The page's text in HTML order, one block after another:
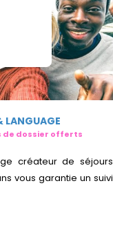
LANGUAGE
de dossier offerts
créateur de séjours
vous garantie un suivi